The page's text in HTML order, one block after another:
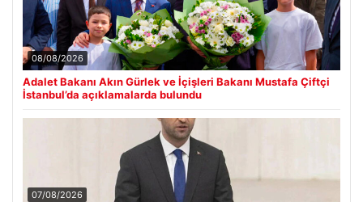
08/08/2026
Adalet Bakanı Akın Gürlek ve İçişleri Bakanı Mustafa Çiftçi
İstanbul’da açıklamalarda bulundu
07/08/2026